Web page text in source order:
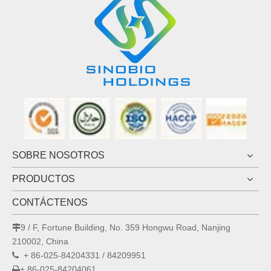
SOBRE NOSOTROS
PRODUCTOS
CONTÁCTENOS
9 / F, Fortune Building, No. 359 Hongwu Road, Nanjing
210002, China
 + 86-025-84204331 / 84209951
+ 86-025-84204061